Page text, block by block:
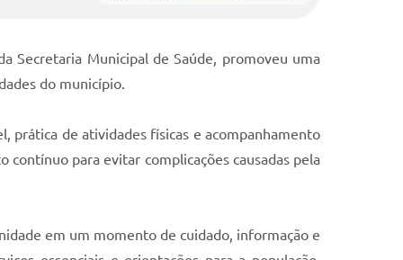
Secretaria Municipal de Saúde, promoveu uma
do município.
prática de atividades físicas e acompanhamento
para evitar complicações causadas pela
em um momento de cuidado, informação e